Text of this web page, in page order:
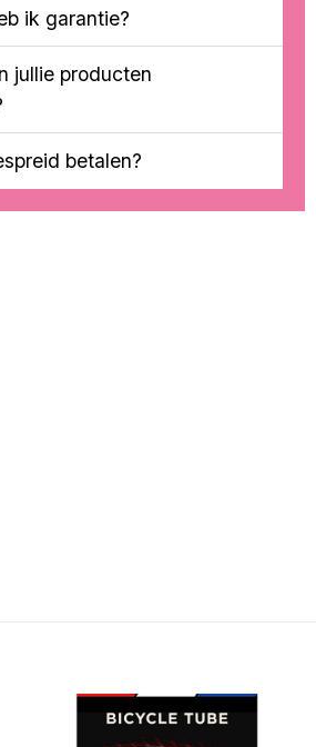
ik garantie?
jullie producten
betalen?